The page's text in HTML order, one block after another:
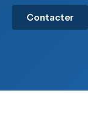
Contacter